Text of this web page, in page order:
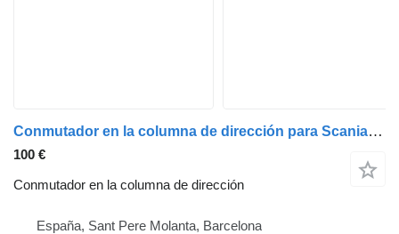
Conmutador en la columna de dirección para Scania Serie 4 (P/R 94 G)(1996->) camión
100 €
Conmutador en la columna de dirección
España, Sant Pere Molanta, Barcelona